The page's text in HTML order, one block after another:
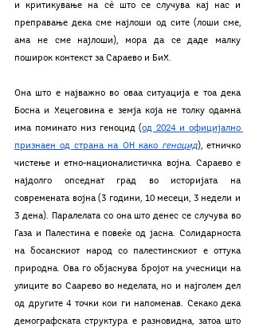
и критикување на cѐ што се случува кај нас и
преправање дека сме најлоши од сите (лоши сме,
ама не сме најлоши), мора да се даде малку
поширок контекст за Сараево и БиХ.
Она што е најважно во оваа ситуација е тоа дека
Босна и Хецеговина е земја која не толку одамна
има поминато низ геноцид (од 2024 и официјално
признаен од страна на ОН како геноцид), етничко
чистење и етно-националистичка војна. Сараево е
најдолго опседнат град во историјата на
современата војна (3 години, 10 месеци, 3 недели и
3 дена). Паралелата со она што денес се случува во
Газа и Палестина е повеќе од јасна. Солидарноста
на босанскиот народ со палестинскиот е оттука
природна. Ова го објаснува бројот на учесници на
улиците во Саарево во неделата, но и најголем дел
од другите 4 точки кои ги напоменав. Секако дека
демографската структура е разновидна, затоа што